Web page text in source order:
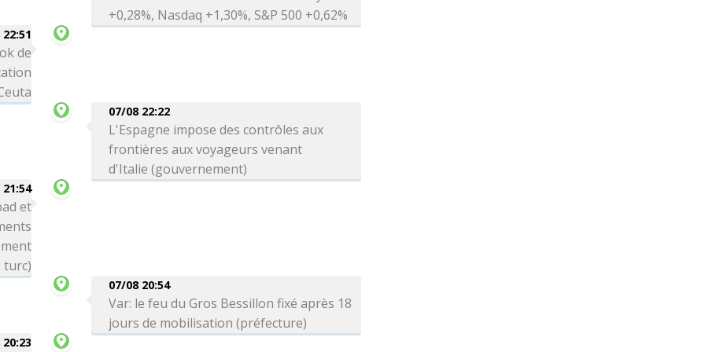
+0,28%, Nasdaq +1,30%, S&P 500 +0,62%
de
07/08 22:22
L'Espagne impose des contrôles aux
frontières aux voyageurs venant
d'Italie (gouvernement)
et
turc)
07/08 20:54
Var: le feu du Gros Bessillon fixé après 18
jours de mobilisation (préfecture)